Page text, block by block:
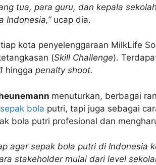
tua, para guru, dan kepala
Indonesia,” ucap dia.
kota penyelenggaraan MilkLife
(Skill Challenge).
hingga penalty shoot.
menuturkan, berbagai
sepak bola putri, tapi juga sebagai
bola putri profesional dan
agar sepak bola putri di
stakeholder mulai dari level